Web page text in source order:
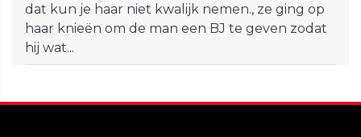
dat kun je haar niet kwalijk nemen., ze ging op
haar knieën om de man een BJ te geven zodat
hij wat...